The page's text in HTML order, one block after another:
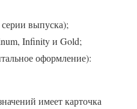
выпуска);
Infinity и Gold;
оформление):
имеет карточка